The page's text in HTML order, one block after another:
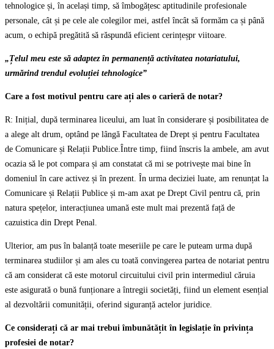
tehnologice și, în același timp, să îmbogățesc aptitudinile profesionale
personale, cât și pe cele ale colegilor mei, astfel încât să formăm ca și până
acum, o echipă pregătită să răspundă eficient cerințeșpr viitoare.
„Țelul meu este să adaptez în permanență activitatea notariatului,
urmărind trendul evoluției tehnologice”
Care a fost motivul pentru care ați ales o carieră de notar?
R: Inițial, după terminarea liceului, am luat în considerare și posibilitatea de
a alege alt drum, optând pe lângă Facultatea de Drept și pentru Facultatea
de Comunicare și Relații Publice.Între timp, fiind înscris la ambele, am avut
ocazia să le pot compara și am constatat că mi se potrivește mai bine în
domeniul în care activez și în prezent. În urma deciziei luate, am renunțat la
Comunicare și Relații Publice și m-am axat pe Drept Civil pentru că, prin
natura spețelor, interacțiunea umană este mult mai prezentă față de
cazuistica din Drept Penal.
Ulterior, am pus în balanță toate meseriile pe care le puteam urma după
terminarea studiilor și am ales cu toată convingerea partea de notariat pentru
că am considerat că este motorul circuitului civil prin intermediul căruia
este asigurată o bună funționare a întregii societăți, fiind un element esențial
al dezvoltării comunității, oferind siguranță actelor juridice.
Ce considerați că ar mai trebui îmbunătățit în legislație în privința
profesiei de notar?